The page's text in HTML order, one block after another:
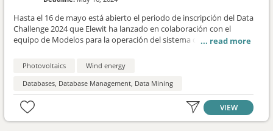
Hasta el 16 de mayo está abierto el periodo de inscripción del Data
Challenge 2024 que Elewit ha lanzado en colaboración con el
equipo de Modelos para la operación del sistema de Red Eléctrica.
innovadores capaces de ofrecer a Red Eléctrica el mejor servicio de
previsión de generación de energía renovable.
Photovoltaics
Wind energy
Databases, Database Management, Data Mining
VIEW